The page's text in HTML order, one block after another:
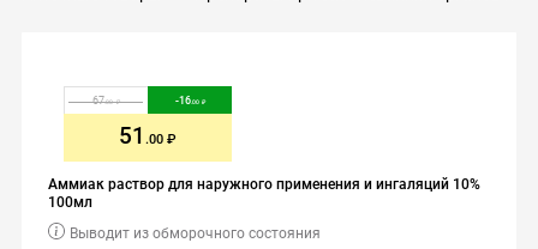
Аммиак раствор для наружного применения и ингаляций 10%
100мл
Выводит из обморочного состояния
67.00 -16.00
51 .00